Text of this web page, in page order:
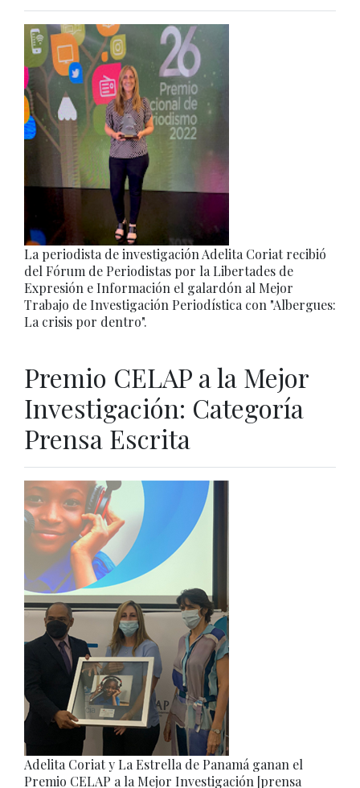
La periodista de investigación Adelita Coriat recibió
del Fórum de Periodistas por la Libertades de
Expresión e Información el galardón al Mejor
Trabajo de Investigación Periodística con "Albergues:
La crisis por dentro".
Premio CELAP a la Mejor
Investigación: Categoría
Prensa Escrita
Adelita Coriat y La Estrella de Panamá ganan el
Premio CELAP a la Mejor Investigación [prensa